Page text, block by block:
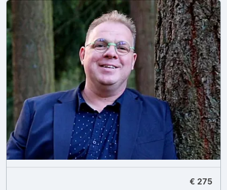
€ 275